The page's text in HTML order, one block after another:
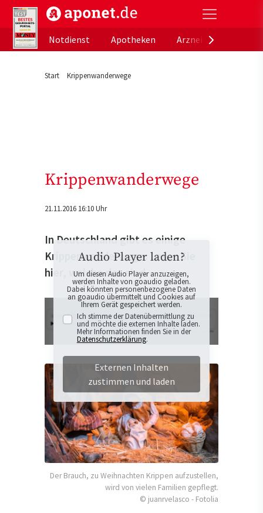
aponet.de - Das offizielle Gesundheitsportal der
Notdienst
Apotheken
Start Krippenwanderwege
Krippenwanderwege
21.11.2016 16:10 Uhr
In Deutschland gibt es einige
Krippenwanderwege. Lesen Sie
hier, welche das sind.
Audio Player laden?
Um diesen Audio Player anzuzeigen,
werden Inhalte von goaudio geladen.
Dabei könnten personenbezogene Daten
an goaudio übermittelt und Cookies auf
Ihrem Gerät gespeichert werden.
Ich stimme der Datenübermittlung zu
und möchte die externen Inhalte laden.
Mehr Informationen finden Sie in der
Datenschutzerklärung.
Externen Inhalten
zustimmen und laden
Der Brauch, zu Weihnachten Krippen aufzustellen,
wird von vielen Familien gepflegt.
© juanrvelasco - Fotolia